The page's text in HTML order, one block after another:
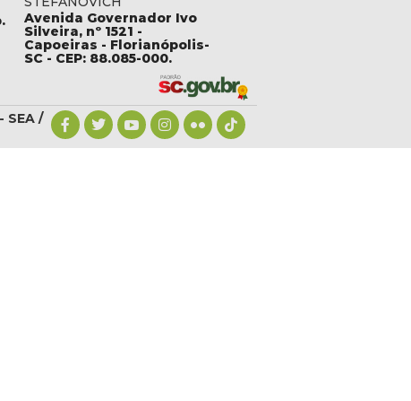
Avenida Governador Ivo
Silveira, nº 1521 -
Capoeiras - Florianópolis-
SC - CEP: 88.085-000.
SEA /